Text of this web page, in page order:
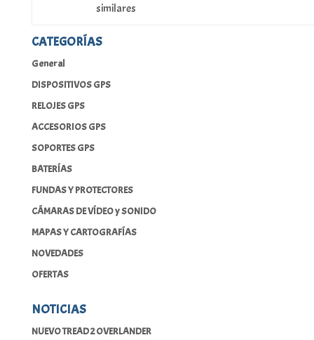
similares
CATEGORÍAS
General
DISPOSITIVOS GPS
RELOJES GPS
ACCESORIOS GPS
SOPORTES GPS
BATERÍAS
FUNDAS Y PROTECTORES
CÁMARAS DE VÍDEO y SONIDO
MAPAS Y CARTOGRAFÍAS
NOVEDADES
OFERTAS
NOTICIAS
NUEVO TREAD 2 OVERLANDER